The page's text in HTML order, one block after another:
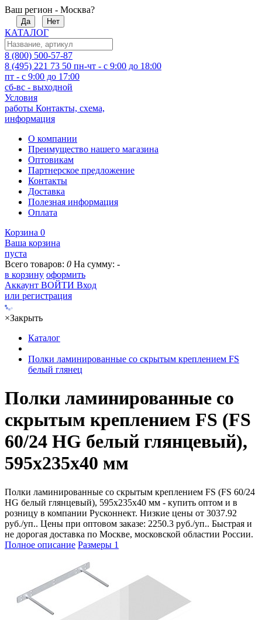
Ваш регион - Москва?
Да Нет
КАТАЛОГ
8 (800) 500-57-87
8 (495) 221 73 50 пн-чт - с 9:00 до 18:00
пт - с 9:00 до 17:00
сб-вс - выходной
Условия
работы Контакты, схема,
информация
О компании
Преимущество нашего магазина
Оптовикам
Партнерское предложение
Контакты
Доставка
Полезная информация
Оплата
Корзина 0
Ваша корзина
пуста
Всего товаров: 0 На сумму: -
в корзину оформить
Аккаунт ВОЙТИ Вход
или регистрация
×Закрыть
Каталог
Полки ламинированные со скрытым креплением FS
белый глянец
Полки ламинированные со
скрытым креплением FS (FS
60/24 HG белый глянцевый),
595х235х40 мм
Полки ламинированные со скрытым креплением FS (FS 60/24
HG белый глянцевый), 595х235х40 мм - купить оптом и в
розницу в компании Русконнект. Низкие цены от 3037.92
руб./уп.. Цены при оптовом заказе: 2250.3 руб./уп.. Быстрая и
не дорогая доставка по Москве, московской областии России.
Полное описание Размеры 1